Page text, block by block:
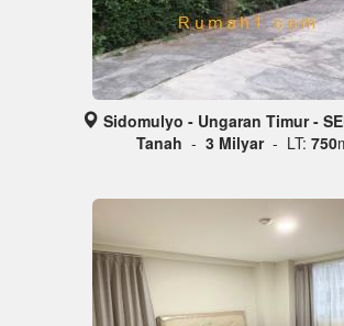
Sidomulyo - Ungaran Timur -
Tanah - 3 Milyar - LT: 750